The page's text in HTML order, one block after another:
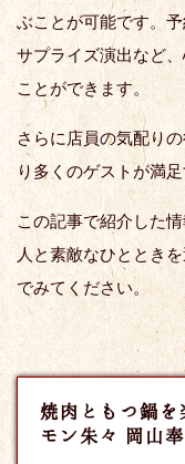
ぶことが可能です。
サプライズ演出など
ことができます。
さらに店員の気配り
り多くのゲストが満
この記事で紹介した
人と素敵なひととき
でみてください。
焼肉ともつ鍋
モン朱々 岡山